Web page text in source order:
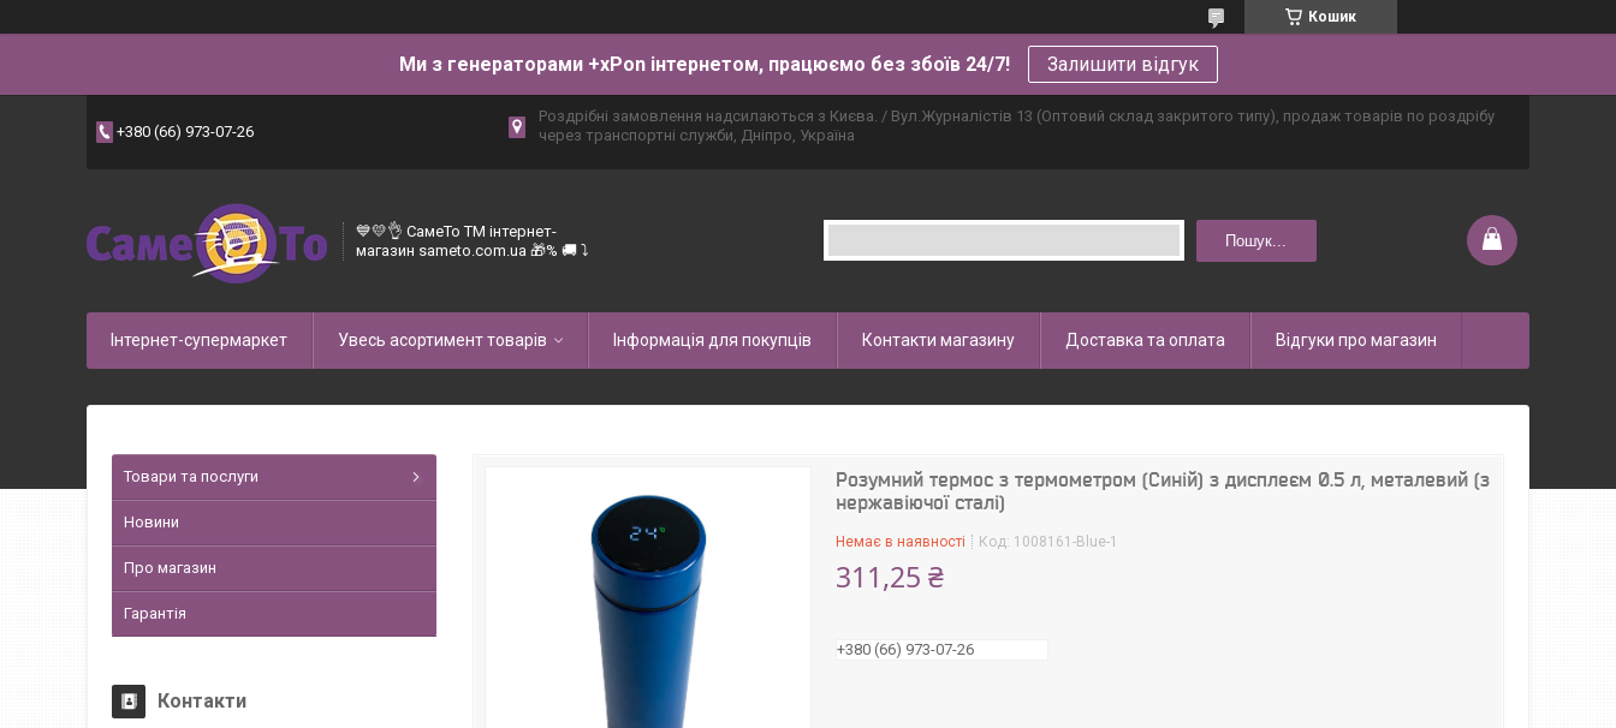
Кошик
Ми з генераторами +xPon інтернетом, працюємо без збоїв 24/7! Залишити відгук
+380 (66) 973-07-26
Роздрібні замовлення надсилаються з Києва. / Вул.Журналістів 13 (Оптовий склад закритого типу), продаж товарів по роздрібу
через транспортні служби, Дніпро, Україна
💙💛👌 СамеТо ТМ інтернет-
магазин sameto.com.ua 🎁% 🚚 ⤵
Пошук...
Інтернет-супермаркет Увесь асортимент товарів Інформація для покупців Контакти магазину Доставка та оплата Відгуки про магазин
Розумний термос з термометром (Синій) з дисплеєм 0.5 л, металевий (з
нержавіючої сталі)
Немає в наявності Код: 1008161-Blue-1
311,25 ₴
+380 (66) 973-07-26
Товари та послуги
Новини
Про магазин
Гарантія
Контакти